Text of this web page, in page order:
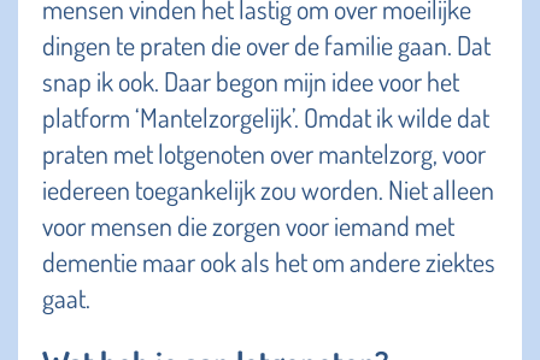
mensen vinden het lastig om over moeilijke
dingen te praten die over de familie gaan. Dat
snap ik ook. Daar begon mijn idee voor het
platform ‘Mantelzorgelijk’. Omdat ik wilde dat
praten met lotgenoten over mantelzorg, voor
iedereen toegankelijk zou worden. Niet alleen
voor mensen die zorgen voor iemand met
dementie maar ook als het om andere ziektes
gaat.